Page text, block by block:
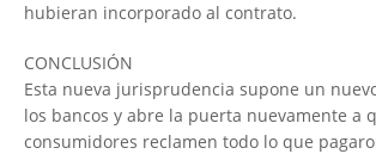
hubieran incorporado al contrato.
CONCLUSIÓN
Esta nueva jurisprudencia supone un
los bancos y abre la puerta nuevamente a
consumidores reclamen todo lo que